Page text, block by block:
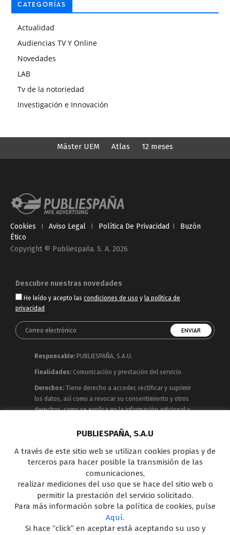
CATEGORÍAS
Actualidad
Audiencias TV Y Online
Novedades
LAB
Tv de la notoriedad
Investigación e Innovación
Máster UEM Atlas 12 meses
Cookies I Aviso Legal I Política De Privacidad I
Buzón
Ético
Copyright © Publiespaña. S. A. 2026
Descubre nuestras novedades
He leído y acepto las condiciones de uso y la política de
privacidad
Responsable: PUBLIESPAÑA, S.A.U.
Finalidades: Comunicación y prestación del servicio.
Derechos: Tiene derecho a acceder, rectificar y suprimir
los datos, así como a revocar su consentimiento y otros
derechos, como se explica en la información adicional y
Publiespaña es empresa de Mediaset España
concesionaria del espacio publicitario de sus siete
canales en abierto: Telecinco, Cuatro, Factoría de Ficción,
Boing, Divinity , Energy y Be Mad, así como de una amplia
oferta en el panorama de medios y con una gran
experiencia en la comercialización de diferentes
soportes en Internet y TV Outdoor Digital.
PUBLIESPAÑA, S.A.U
A través de este sitio web se utilizan cookies propias y de
terceros para hacer posible la transmisión de las
comunicaciones,
realizar mediciones del uso que se hace del sitio web o
permitir la prestación del servicio solicitado.
Para más información sobre la política de cookies, pulse
Aquí.
Si hace “click” en aceptar está aceptando su uso y